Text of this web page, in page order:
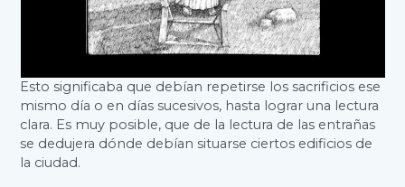
Esto significaba que debían repetirse los sacrificios ese
mismo día o en días sucesivos, hasta lograr una lectura
clara. Es muy posible, que de la lectura de las entrañas
se dedujera dónde debían situarse ciertos edificios de
la ciudad.